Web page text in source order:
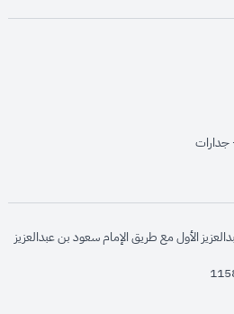
opens in
جداراتopens in new window
الأول مع طريق الإمام سعود بن عبدالعزيز